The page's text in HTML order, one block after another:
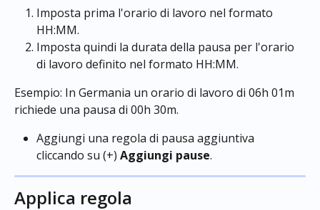
Imposta prima l'orario di lavoro nel formato
HH:MM.
Imposta quindi la durata della pausa per l'orario
di lavoro definito nel formato HH:MM.
Esempio: In Germania un orario di lavoro di 06h 01m
richiede una pausa di 00h 30m.
Aggiungi una regola di pausa aggiuntiva
cliccando su (+) Aggiungi pause.
Applica regola